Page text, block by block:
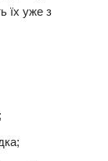
їх уже з